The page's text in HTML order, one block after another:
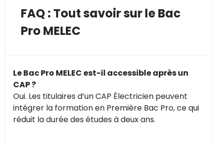
FAQ : Tout savoir sur le Bac
Pro MELEC
Le Bac Pro MELEC est-il accessible après un
CAP ?
Oui. Les titulaires d’un CAP Électricien peuvent
intégrer la formation en Première Bac Pro, ce qui
réduit la durée des études à deux ans.